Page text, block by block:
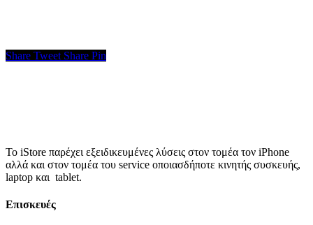
Share Tweet Share Pin
Το iStore παρέχει εξειδικευμένες λύσεις στον τομέα τον iPhone
αλλά και στον τομέα του service οποιασδήποτε κινητής συσκευής,
laptop και tablet.
Επισκευές